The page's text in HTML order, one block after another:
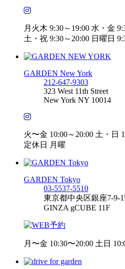
月火木 9:30～19:00 水・金
土・祝 9:30～20:00 日曜日
GARDEN New York
212-647-9303
323 West 11th Street
New York NY 10014
火〜金 10:00～20:00 土・日
定休日 月曜
GARDEN Tokyo
03-5537-5510
東京都中央区銀座7-9-
GINZA gCUBE 11F
月〜金 10:30〜20:00 土日